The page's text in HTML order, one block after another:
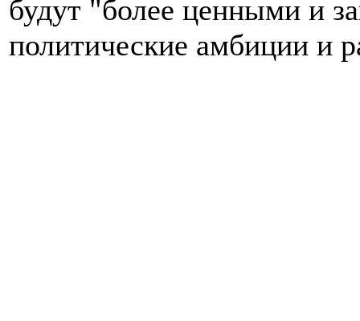
будут "более ценными и
политические амбиции и